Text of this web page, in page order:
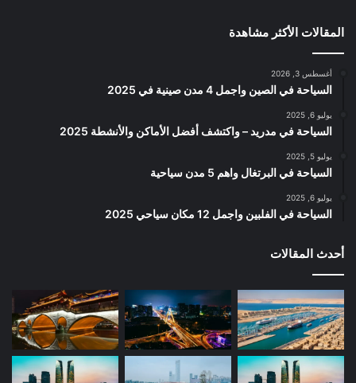
المقالات الأكثر مشاهدة
أغسطس 3, 2026
السياحة في الصين واجمل 4 مدن صينية في 2025
يوليو 6, 2025
السياحة في مدريد – واكتشف أفضل الأماكن والأنشطة 2025
يوليو 5, 2025
السياحة في البرتغال واهم 5 مدن سياحية
يوليو 6, 2025
السياحة في الفلبين واجمل 12 مكان سياحي 2025
أحدث المقالات